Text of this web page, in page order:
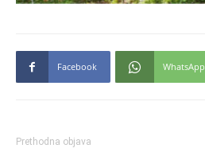
Facebook WhatsApp
Prethodna objava